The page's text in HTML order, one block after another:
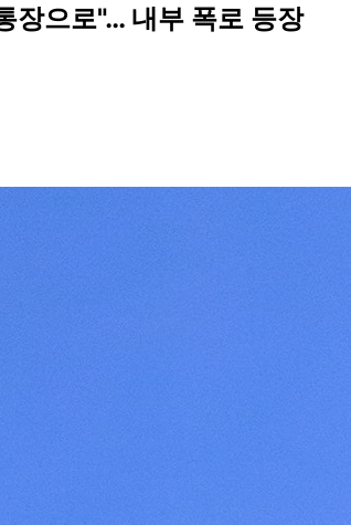
장으로"… 내부 폭로 등장